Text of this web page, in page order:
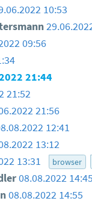
10:53
09:56
21:44
21:52
21:56
12:41
13:12
13:31 browser
08.08.2022
08.08.2022 14:55